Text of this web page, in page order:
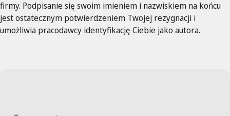
firmy. Podpisanie się swoim imieniem i nazwiskiem na końcu
jest ostatecznym potwierdzeniem Twojej rezygnacji i
umożliwia pracodawcy identyfikację Ciebie jako autora.